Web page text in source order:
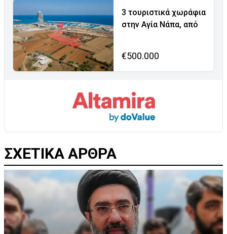
3 τουριστικά χωράφια
στην Αγία Νάπα, από
€500.000
ΣΧΕΤΙΚΑ ΑΡΘΡΑ